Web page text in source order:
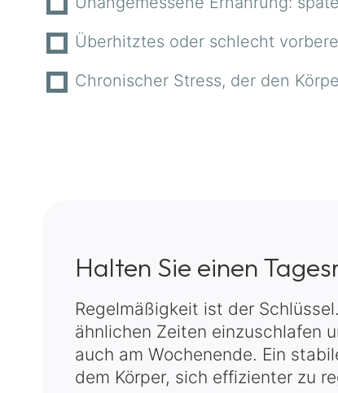
Überhitztes oder schlecht
Chronischer Stress, der den
Halten Sie einen
Regelmäßigkeit ist der
ähnlichen Zeiten einzuschlafen
auch am Wochenende. Ein
dem Körper, sich effizienter zu